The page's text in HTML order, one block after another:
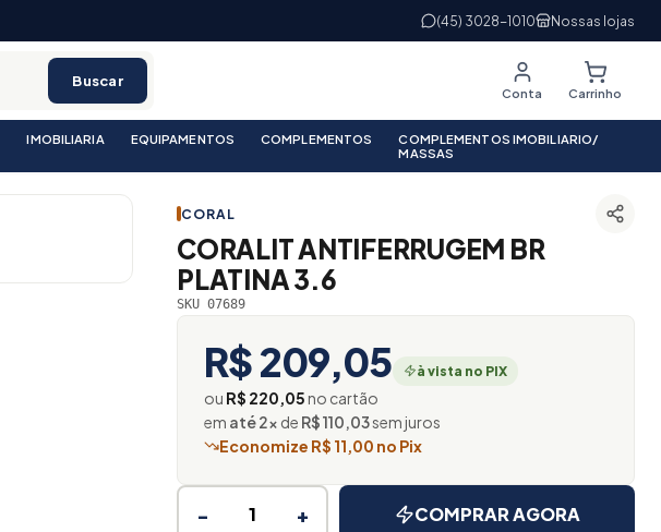
(45) 3028-1010 Nossas lojas
Buscar
Conta Carrinho
IMOBILIARIA EQUIPAMENTOS COMPLEMENTOS
COMPLEMENTOS IMOBILIARIO/
MASSAS
CORAL
CORALIT ANTIFERRUGEM BR
PLATINA 3.6
SKU 07689
R$ 209,05 à vista no PIX
ou R$ 220,05no cartão
em até 2× de R$ 110,03sem juros
Economize R$ 11,00 no Pix
− + COMPRAR AGORA